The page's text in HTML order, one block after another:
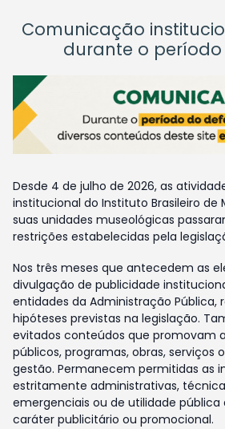
Comunicação
durante o
Desde 4 de julho de 2026, as
institucional do Instituto Brasileiro de
suas unidades museológicas
restrições estabelecidas pela
Nos três meses que antecedem as
divulgação de publicidade
entidades da Administração Pública,
hipóteses previstas na legislação.
evitados conteúdos que promovam
públicos, programas, obras, serviços
gestão. Permanecem permitidas as
estritamente administrativas,
emergenciais ou de utilidade
caráter publicitário ou promocional.